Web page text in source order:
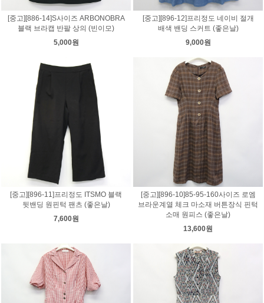
[중고][886-14]S사이즈 ARBONOBRA
블랙 브라캡 반팔 상의 (빈이모)
5,000원
[중고][896-12]프리정도 네이비 절개
배색 밴딩 스커트 (좋은날)
9,000원
[중고][896-11]프리정도 ITSMO 블랙
뒷밴딩 원핀턱 팬츠 (좋은날)
7,600원
[중고][896-10]85-95-160사이즈 로엠
브라운계열 체크 마소재 버튼장식 핀턱
소매 원피스 (좋은날)
13,600원